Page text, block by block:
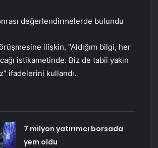
değerlendirmelerde bulundu
ilişkin, “Aldığım bilgi, her
istikametinde. Biz de tabii yakın
ifadelerini kullandı.
7 milyon yatırımcı borsada
yem oldu